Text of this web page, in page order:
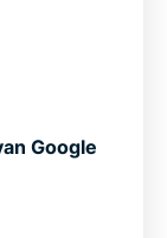
Google